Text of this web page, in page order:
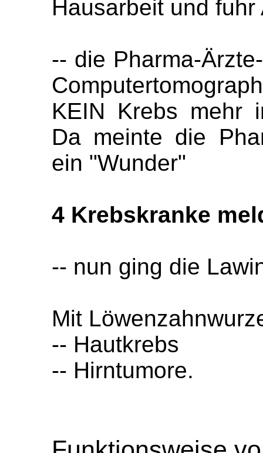
Hausarbeit und fuhr
-- die Pharma-
KEIN Krebs mehr
Da meinte die
ein "Wunder"
4 Krebskranke
-- nun ging die
Mit
-- Hautkrebs
-- Hirntumore.